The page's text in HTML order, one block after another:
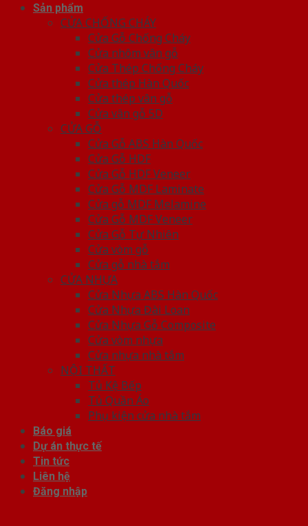
Sản phẩm
CỬA CHỐNG CHÁY
Cửa Gỗ Chống Cháy
Cửa nhôm vân gỗ
Cửa Thép Chống Cháy
Cửa thép Hàn Quốc
Cửa thép vân gỗ
Cửa vân gỗ 5D
CỬA GỖ
Cửa Gỗ ABS Hàn Quốc
Cửa Gỗ HDF
Cửa Gỗ HDF Veneer
Cửa Gỗ MDF Laminate
Cửa gỗ MDF Melamine
Cửa Gỗ MDF Veneer
Cửa Gỗ Tự Nhiên
Cửa vòm gỗ
Cửa gỗ nhà tắm
CỬA NHỰA
Cửa Nhựa ABS Hàn Quốc
Cửa Nhựa Đài Loan
Cửa Nhựa Gỗ Composite
Cửa vòm nhựa
Cửa nhựa nhà tắm
NỘI THẤT
Tủ Kệ Bếp
Tủ Quần Áo
Phụ kiện cửa nhà tắm
Báo giá
Dự án thực tế
Tin tức
Liên hệ
Đăng nhập